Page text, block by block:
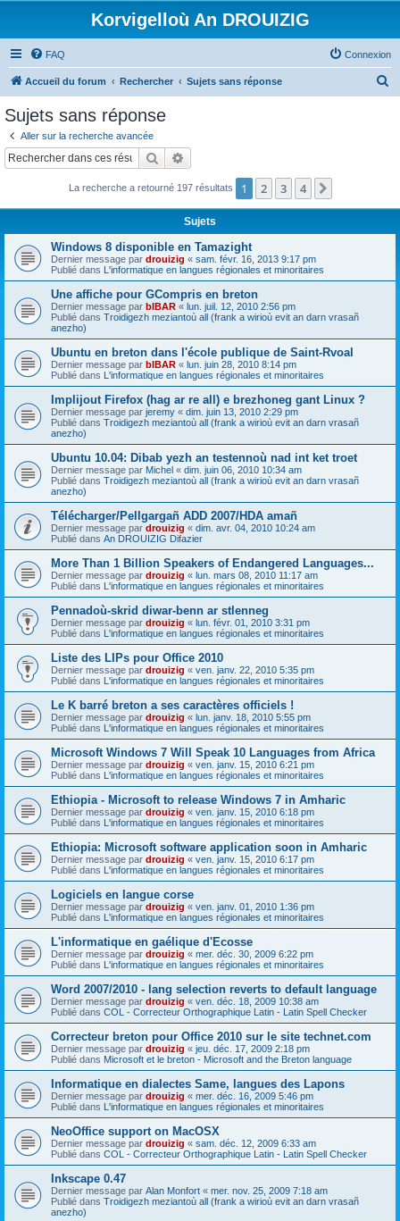
Korvigelloù An DROUIZIG
FAQ Connexion
Accueil du forum Rechercher Sujets sans réponse
c
Sujets sans réponse
Aller sur la recherche avancée
Rechercher
La recherche a retourné 197 résultats 1 2 3 4
Sujets
Windows 8 disponible en Tamazight
Dernier message par drouizig « sam. févr. 16, 2013 9:17 pm
Publié dans L'informatique en langues régionales et minoritaires
Une affiche pour GCompris en breton
Dernier message par bIBAR « lun. juil. 12, 2010 2:56 pm
Publié dans Troidigezh meziantoù all (frank a wirioù evit an darn vrasañ
anezho)
Ubuntu en breton dans l'école publique de Saint-Rvoal
Dernier message par bIBAR « lun. juin 28, 2010 8:14 pm
Publié dans L'informatique en langues régionales et minoritaires
Implijout Firefox (hag ar re all) e brezhoneg gant Linux ?
Dernier message par jeremy « dim. juin 13, 2010 2:29 pm
Publié dans Troidigezh meziantoù all (frank a wirioù evit an darn vrasañ
anezho)
Ubuntu 10.04: Dibab yezh an testennoù nad int ket troet
Dernier message par Michel « dim. juin 06, 2010 10:34 am
Publié dans Troidigezh meziantoù all (frank a wirioù evit an darn vrasañ
anezho)
Télécharger/Pellgargañ ADD 2007/HDA amañ
Dernier message par drouizig « dim. avr. 04, 2010 10:24 am
Publié dans An DROUIZIG Difazier
More Than 1 Billion Speakers of Endangered Languages...
Dernier message par drouizig « lun. mars 08, 2010 11:17 am
Publié dans L'informatique en langues régionales et minoritaires
Pennadoù-skrid diwar-benn ar stlenneg
Dernier message par drouizig « lun. févr. 01, 2010 3:31 pm
Publié dans L'informatique en langues régionales et minoritaires
Liste des LIPs pour Office 2010
Dernier message par drouizig « ven. janv. 22, 2010 5:35 pm
Publié dans L'informatique en langues régionales et minoritaires
Le K barré breton a ses caractères officiels !
Dernier message par drouizig « lun. janv. 18, 2010 5:55 pm
Publié dans L'informatique en langues régionales et minoritaires
Microsoft Windows 7 Will Speak 10 Languages from Africa
Dernier message par drouizig « ven. janv. 15, 2010 6:21 pm
Publié dans L'informatique en langues régionales et minoritaires
Ethiopia - Microsoft to release Windows 7 in Amharic
Dernier message par drouizig « ven. janv. 15, 2010 6:18 pm
Publié dans L'informatique en langues régionales et minoritaires
Ethiopia: Microsoft software application soon in Amharic
Dernier message par drouizig « ven. janv. 15, 2010 6:17 pm
Publié dans L'informatique en langues régionales et minoritaires
Logiciels en langue corse
Dernier message par drouizig « ven. janv. 01, 2010 1:36 pm
Publié dans L'informatique en langues régionales et minoritaires
L'informatique en gaélique d'Ecosse
Dernier message par drouizig « mer. déc. 30, 2009 6:22 pm
Publié dans L'informatique en langues régionales et minoritaires
Word 2007/2010 - lang selection reverts to default language
Dernier message par drouizig « ven. déc. 18, 2009 10:38 am
Publié dans COL - Correcteur Orthographique Latin - Latin Spell Checker
Correcteur breton pour Office 2010 sur le site technet.com
Dernier message par drouizig « jeu. déc. 17, 2009 2:18 pm
Publié dans Microsoft et le breton - Microsoft and the Breton language
Informatique en dialectes Same, langues des Lapons
Dernier message par drouizig « mer. déc. 16, 2009 5:46 pm
Publié dans L'informatique en langues régionales et minoritaires
NeoOffice support on MacOSX
Dernier message par drouizig « sam. déc. 12, 2009 6:33 am
Publié dans COL - Correcteur Orthographique Latin - Latin Spell Checker
Inkscape 0.47
Dernier message par Alan Monfort « mer. nov. 25, 2009 7:18 am
Publié dans Troidigezh meziantoù all (frank a wirioù evit an darn vrasañ
anezho)